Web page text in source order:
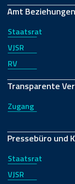
Amt
Staatsrat
VJSR
RV
Transparente
Zugang
Pressebüro und
Staatsrat
VJSR